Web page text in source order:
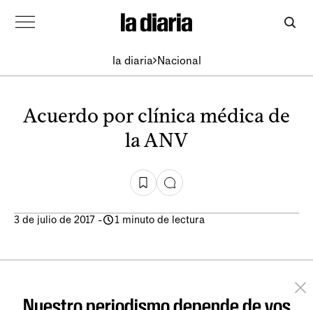
la diaria Nacional
Acuerdo por clínica médica de
la ANV
3 de julio de 2017 - 1 minuto de lectura